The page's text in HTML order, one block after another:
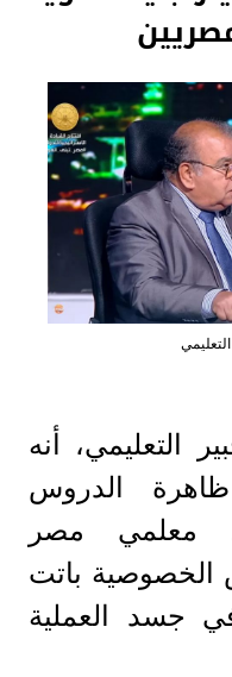
التعليمي، أنه
الدروس
معلمي مصر
الخصوصية باتت
جسد العملية